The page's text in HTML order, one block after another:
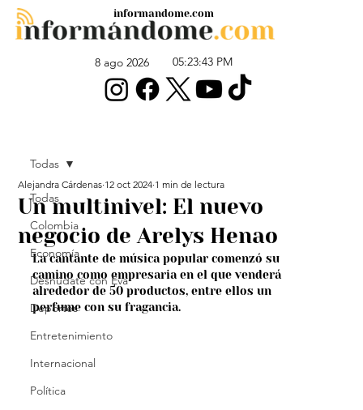
8 ago 2026 05:23:43 PM
informandome.com
Todas
Colombia
Economía
Desnúdate con Eva
Deportes
Entretenimiento
Internacional
Política
Todas
Un multinivel: El nuevo
negocio de Arelys Henao
Alejandra Cárdenas 12 oct 2024 1 min de lectura
La cantante de música popular comenzó su
camino como empresaria en el que venderá
alrededor de 50 productos, entre ellos un
perfume con su fragancia.